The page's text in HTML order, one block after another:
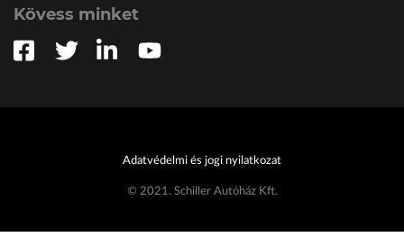
Kövess minket
Adatvédelmi és jogi nyilatkozat
© 2021. Schiller Autóház Kft.